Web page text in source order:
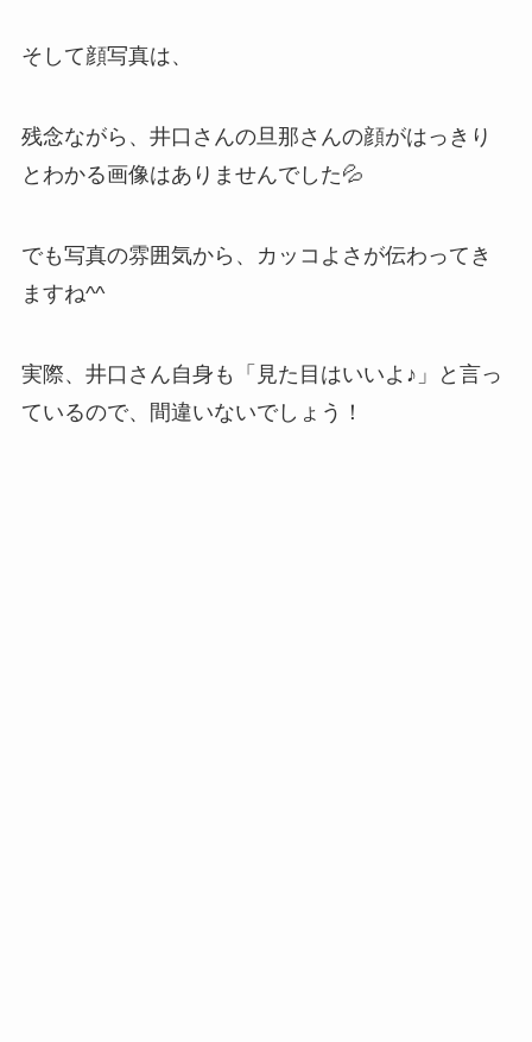
そして顔写真は、
残念ながら、井口さんの旦那さんの顔がはっきり
とわかる画像はありませんでした💦
でも写真の雰囲気から、カッコよさが伝わってき
ますね^^
実際、井口さん自身も「見た目はいいよ♪」と言っ
ているので、間違いないでしょう！